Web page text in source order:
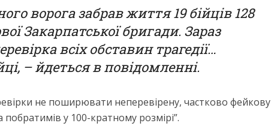
ворога забрав життя 19 бійців 128
Закарпатської бригади. Зараз
всіх обставин трагедії…
– йдеться в повідомленні.
не поширювати неперевірену, частково фейкову
у 100-кратному розмірі”.